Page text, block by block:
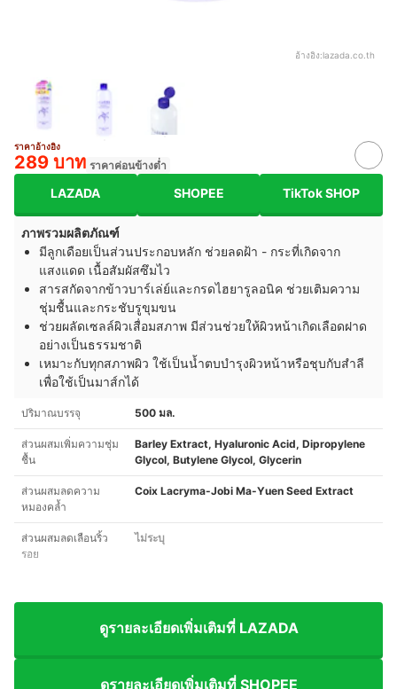
อ้างอิง:lazada.co.th
ราคาอ้างอิง
289 บาท ราคาค่อนข้างต่ำ
LAZADA SHOPEE TikTok SHOP
ภาพรวมผลิตภัณฑ์
มีลูกเดือยเป็นส่วนประกอบหลัก ช่วยลดฝ้า - กระที่เกิดจาก
แสงแดด เนื้อสัมผัสซึมไว
สารสกัดจากข้าวบาร์เล่ย์และกรดไฮยารูลอนิค ช่วยเติมความ
ชุ่มชื้นและกระชับรูขุมขน
ช่วยผลัดเซลล์ผิวเสื่อมสภาพ มีส่วนช่วยให้ผิวหน้าเกิดเลือดฝาด
อย่างเป็นธรรมชาติ
เหมาะกับทุกสภาพผิว ใช้เป็นน้ำตบบำรุงผิวหน้าหรือชุบกับสำลี
เพื่อใช้เป็นมาส์กได้
ปริมาณบรรจุ 500 มล.
ส่วนผสมเพิ่มความชุ่ม
ชื้น
Barley Extract, Hyaluronic Acid, Dipropylene
Glycol, Butylene Glycol, Glycerin
ส่วนผสมลดความ
หมองคล้ำ
Coix Lacryma-Jobi Ma-Yuen Seed Extract
ส่วนผสมลดเลือนริ้ว
รอย
ไม่ระบุ
ดูรายละเอียดเพิ่มเติมที่ LAZADA
ดูรายละเอียดเพิ่มเติมที่ SHOPEE